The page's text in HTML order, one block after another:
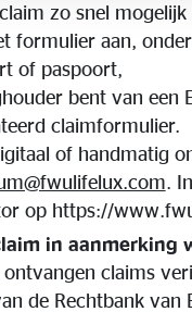
zo snel
formulier aan,
of paspoort,
bent van een
claimformulier.
of handmatig
.
op https://
in aanmerking
claims
de Rechtbank